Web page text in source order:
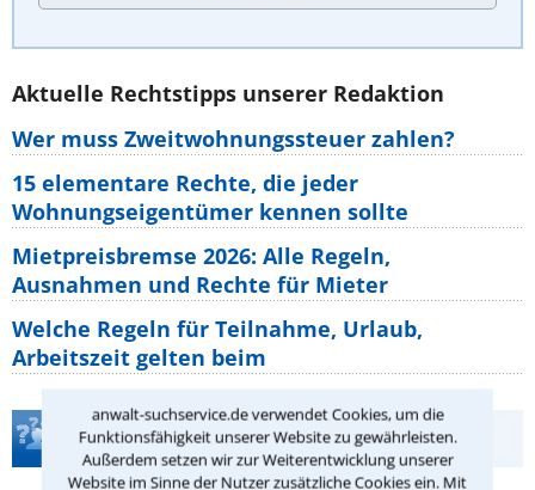
anwalt-suchservice.de verwendet Cookies, um die
Funktionsfähigkeit unserer Website zu gewährleisten.
Außerdem setzen wir zur Weiterentwicklung unserer
Website im Sinne der Nutzer zusätzliche Cookies ein. Mit
Aktuelle Rechtstipps unserer Redaktion
Wer muss Zweitwohnungssteuer zahlen?
15 elementare Rechte, die jeder
Wohnungseigentümer kennen sollte
Mietpreisbremse 2026: Alle Regeln,
Ausnahmen und Rechte für Mieter
Welche Regeln für Teilnahme, Urlaub,
Arbeitszeit gelten beim
Teste Dein Rechtswissen